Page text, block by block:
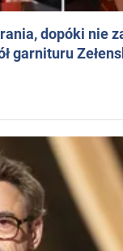
dopóki nie
garnituru